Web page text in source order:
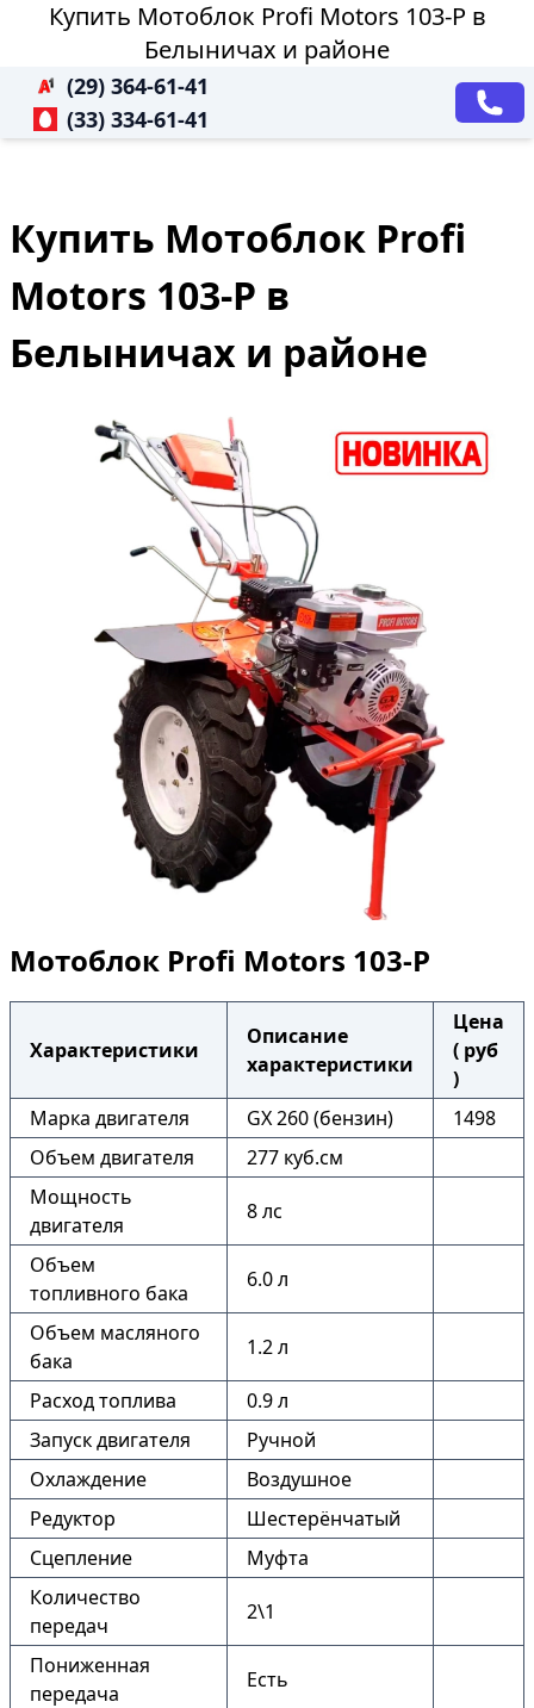
Купить Мотоблок Profi Motors 103-P в
Белыничах и районе
(29) 364-61-41
(33) 334-61-41
Купить Мотоблок Profi
Motors 103-P в
Белыничах и районе
Мотоблок Profi Motors 103-P
Характеристики
Описание
характеристики
Цена
( руб
)
Марка двигателя
GX 260 (бензин)
1498
Объем двигателя
277 куб.см
Мощность
двигателя
8 лс
Объем
топливного бака
6.0 л
Объем масляного
бака
1.2 л
Расход топлива
0.9 л
Запуск двигателя
Ручной
Охлаждение
Воздушное
Редуктор
Шестерёнчатый
Сцепление
Муфта
Количество
передач
2\1
Пониженная
передача
Есть